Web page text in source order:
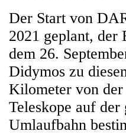
Der Start von
2021 geplant, der
dem 26.
Didymos zu
Kilometer von
Teleskope auf
Umlaufbahn